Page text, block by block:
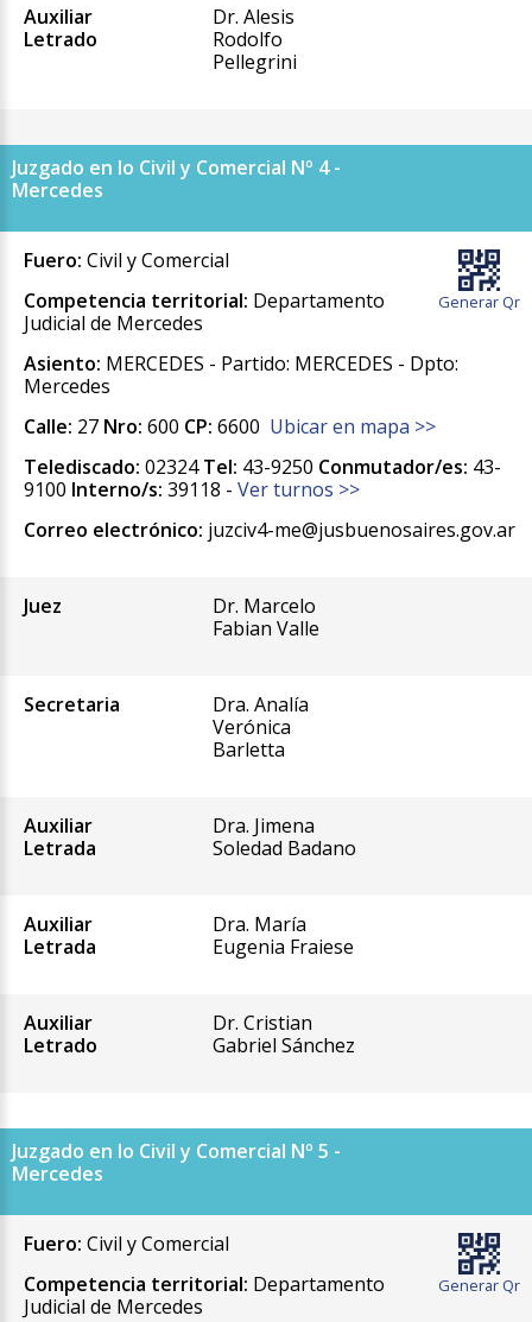
Auxiliar
Letrado
Dr. Alesis
Rodolfo
Pellegrini
Juzgado en lo Civil y Comercial Nº 4 -
Mercedes
Generar Qr
Fuero: Civil y Comercial
Competencia territorial: Departamento
Judicial de Mercedes
Asiento: MERCEDES - Partido: MERCEDES - Dpto:
Mercedes
Calle: 27 Nro: 600 CP: 6600 Ubicar en mapa >>
Telediscado: 02324Tel: 43-9250 Conmutador/es: 43-
9100 Interno/s: 39118 - Ver turnos >>
Correo electrónico: juzciv4-me@jusbuenosaires.gov.ar
Juez
Dr. Marcelo
Fabian Valle
Secretaria
Dra. Analía
Verónica
Barletta
Auxiliar
Letrada
Dra. Jimena
Soledad Badano
Auxiliar
Letrada
Dra. María
Eugenia Fraiese
Auxiliar
Letrado
Dr. Cristian
Gabriel Sánchez
Juzgado en lo Civil y Comercial Nº 5 -
Mercedes
Generar Qr
Fuero: Civil y Comercial
Competencia territorial: Departamento
Judicial de Mercedes